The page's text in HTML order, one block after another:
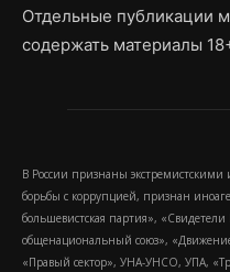
Отдельные публикации
содержать материалы
В России признаны
борьбы с коррупцией, признан
большевистская партия»,
общенациональный союз»,
«Правый сектор», УНА-УНСО, УПА,